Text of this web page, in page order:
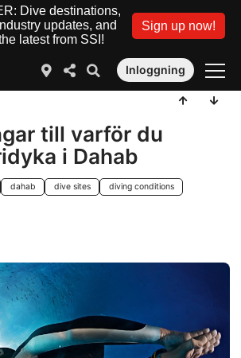
Dive destinations,
updates, and
latest from SSI!
Sign up now!
Inloggning
till varför du
i Dahab
dahab dive sites diving conditions